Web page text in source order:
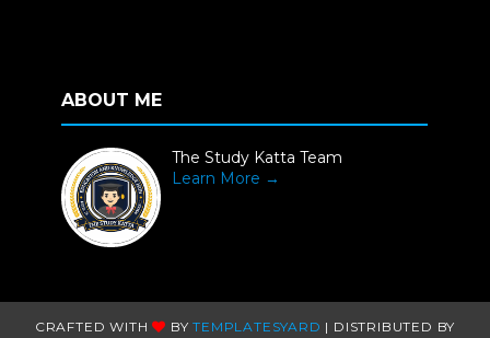
ABOUT ME
The Study Katta Team
Learn More →
CRAFTED WITH BYTEMPLATESYARD | DISTRIBUTED BY